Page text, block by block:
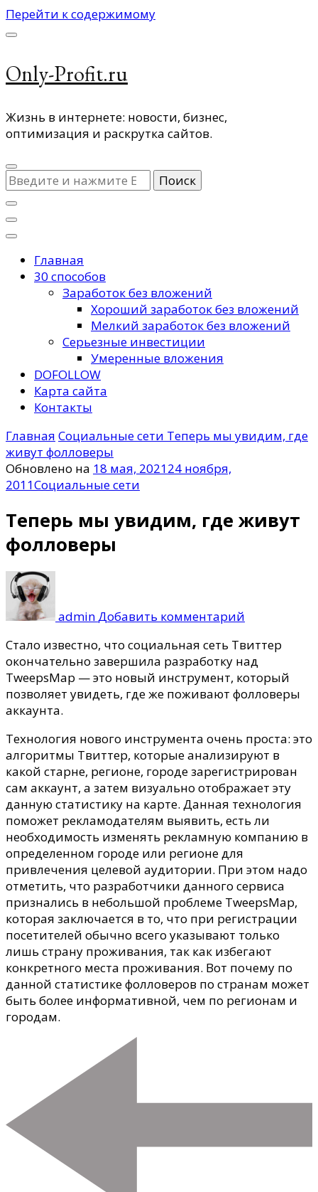
Перейти к содержимому
Only-Profit.ru
Жизнь в интернете: новости, бизнес,
оптимизация и раскрутка сайтов.
Ищите
что-
то?
Главная
30 способов
Заработок без вложений
Хороший заработок без вложений
Мелкий заработок без вложений
Серьезные инвестиции
Умеренные вложения
DOFOLLOW
Карта сайта
Контакты
Главная Социальные сети Теперь мы увидим, где
живут фолловеры
Обновлено на 18 мая, 202124 ноября,
2011Социальные сети
Теперь мы увидим, где живут
фолловеры
adminДобавить комментарий
мы
увидим,
где
живут
фолловеры
Стало известно, что социальная сеть Твиттер
окончательно завершила разработку над
TweepsMap — это новый инструмент, который
позволяет увидеть, где же поживают фолловеры
аккаунта.
Технология нового инструмента очень проста: это
алгоритмы Твиттер, которые анализируют в
какой старне, регионе, городе зарегистрирован
сам аккаунт, а затем визуально отображает эту
данную статистику на карте. Данная технология
поможет рекламодателям выявить, есть ли
необходимость изменять рекламную компанию в
определенном городе или регионе для
привлечения целевой аудитории. При этом надо
отметить, что разработчики данного сервиса
признались в небольшой проблеме TweepsMap,
которая заключается в то, что при регистрации
посетителей обычно всего указывают только
лишь страну проживания, так как избегают
конкретного места проживания. Вот почему по
данной статистике фолловеров по странам может
быть более информативной, чем по регионам и
городам.